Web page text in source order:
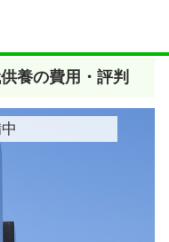
養の費用・評判